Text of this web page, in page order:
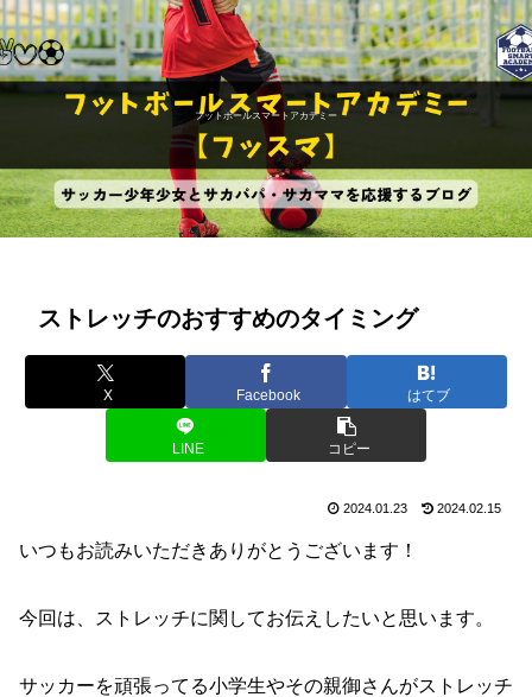
フットボールスマートアカデミー
ストレッチのおすすめのタイミング
X Facebook はてブ
LINE コピー
2024.01.23 2024.02.15
いつもお読みいただきありがとうございます！
今回は、ストレッチに関してお伝えしたいと思います。
サッカーを頑張ってる小学生やその親御さんがストレッチ